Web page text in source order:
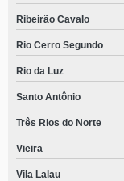
Ribeirão Cavalo
Rio Cerro Segundo
Rio da Luz
Santo Antônio
Três Rios do Norte
Vieira
Vila Lalau